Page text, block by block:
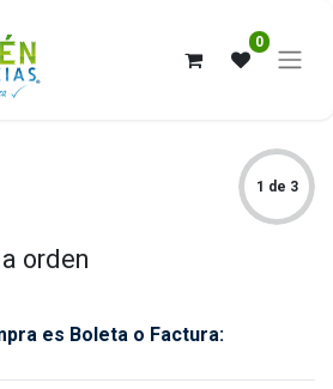
0
1 de 3
orden
es Boleta o Factura: